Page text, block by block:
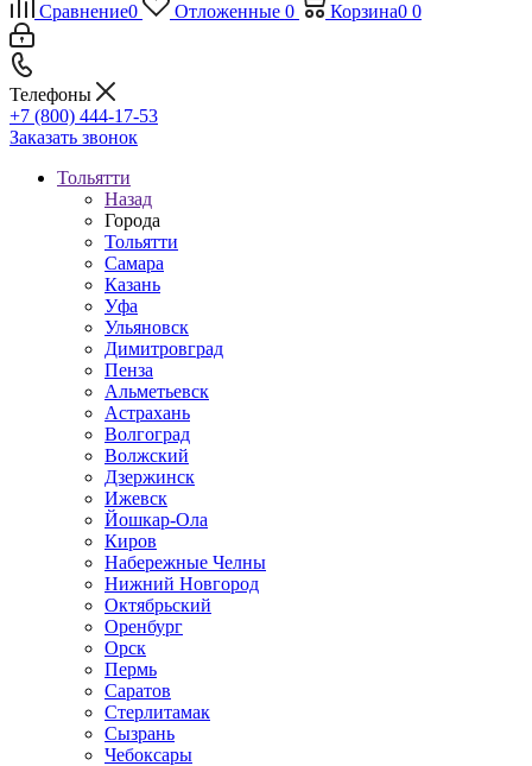
Сравнение0 Отложенные 0 Корзина0 0
Телефоны
+7 (800) 444-17-53
Заказать звонок
Тольятти
Назад
Города
Тольятти
Самара
Казань
Уфа
Ульяновск
Димитровград
Пенза
Альметьевск
Астрахань
Волгоград
Волжский
Дзержинск
Ижевск
Йошкар-Ола
Киров
Набережные Челны
Нижний Новгород
Октябрьский
Оренбург
Орск
Пермь
Саратов
Стерлитамак
Сызрань
Чебоксары